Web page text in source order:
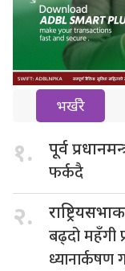
भर्खरै
१. पूर्व
फर्कदै
२.
बढ्दो महँगी
ध्यानार्कषण